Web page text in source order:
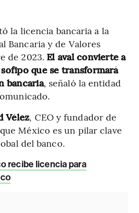
la licencia bancaria a la
Bancaria y de Valores
de 2023. El aval convierte a
que se transformará
bancaria, señaló la entidad
Vélez, CEO y fundador de
México es un pilar clave
del banco.
recibe licencia para